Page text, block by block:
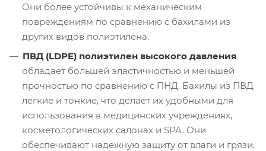
Они более устойчивы к механическим
повреждениям по сравнению с бахилами из
других видов полиэтилена.
ПВД (LDPE) полиэтилен высокого давления
обладает большей эластичностью и меньшей
прочностью по сравнению с ПНД. Бахилы из ПВД
легкие и тонкие, что делает их удобными для
использования в медицинских учреждениях,
косметологических салонах и SPA. Они
обеспечивают надежную защиту от влаги и грязи,